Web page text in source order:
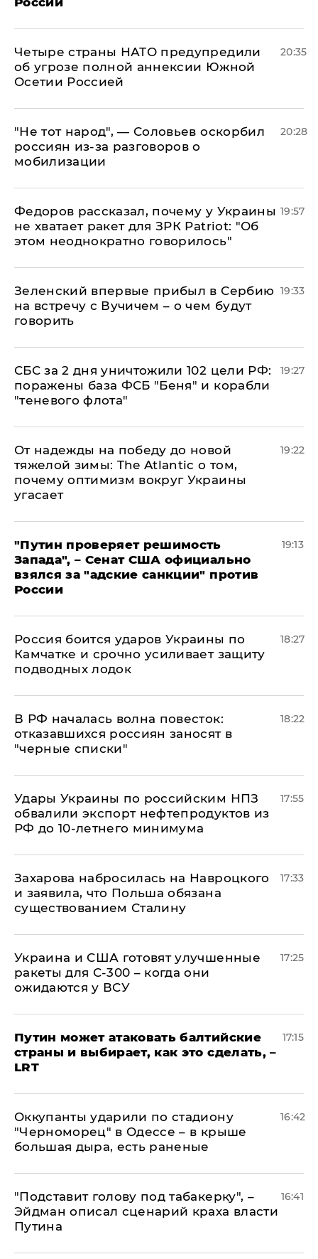
Четыре страны НАТО предупредили
об угрозе полной аннексии Южной
Осетии Россией
20:35
​"Не тот народ", — Соловьев оскорбил
россиян из-за разговоров о
мобилизации
20:28
Федоров рассказал, почему у Украины
не хватает ракет для ЗРК Patriot: "Об
этом неоднократно говорилось"
19:57
Зеленский впервые прибыл в Сербию
на встречу с Вучичем – о чем будут
говорить
19:33
СБС за 2 дня уничтожили 102 цели РФ:
поражены база ФСБ "Беня" и корабли
"теневого флота"
19:27
От надежды на победу до новой
тяжелой зимы: The Atlantic о том,
почему оптимизм вокруг Украины
угасает
19:22
"Путин проверяет решимость
Запада", – Сенат США официально
взялся за "адские санкции" против
России
19:13
Россия боится ударов Украины по
Камчатке и срочно усиливает защиту
подводных лодок
18:27
​В РФ началась волна повесток:
отказавшихся россиян заносят в
"черные списки"
18:22
Удары Украины по российским НПЗ
обвалили экспорт нефтепродуктов из
РФ до 10-летнего минимума
17:55
​Захарова набросилась на Навроцкого
и заявила, что Польша обязана
существованием Сталину
17:33
Украина и США готовят улучшенные
ракеты для С-300 – когда они
ожидаются у ВСУ
17:25
Путин может атаковать балтийские
страны и выбирает, как это сделать, –
LRT
17:15
Оккупанты ударили по стадиону
"Черноморец" в Одессе – в крыше
большая дыра, есть раненые
16:42
​"Подставит голову под табакерку", –
Эйдман описал сценарий краха власти
Путина
16:41